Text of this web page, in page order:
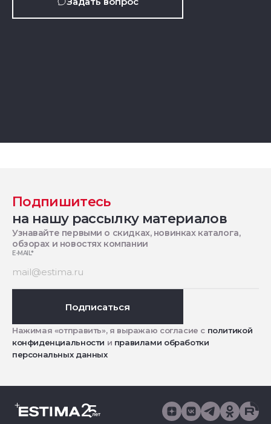
Подпишитесь
на нашу рассылку материалов
Узнавайте первыми о скидках, новинках каталога,
обзорах и новостях компании
E-MAIL*
Подписаться
Нажимая «отправить», я выражаю согласие с политикой
конфиденциальности и правилами обработки
персональных данных